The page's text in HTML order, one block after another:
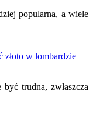
popularna, a wiele
złoto w lombardzie
trudna, zwłaszcza